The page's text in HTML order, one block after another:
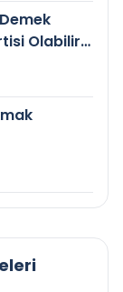
Olabilir